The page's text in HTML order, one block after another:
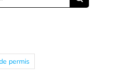
permis